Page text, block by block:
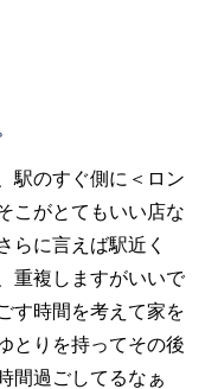
駅のすぐ側に＜ロン
こがとてもいい店な
らに言えば駅近く
重複しますがいいで
す時間を考えて家を
とりを持ってその後
間過ごしてるなぁ